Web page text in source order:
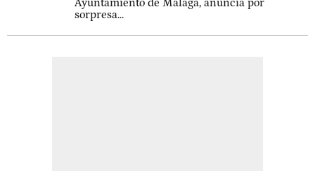
Ayuntamiento de Málaga, anuncia por
sorpresa...